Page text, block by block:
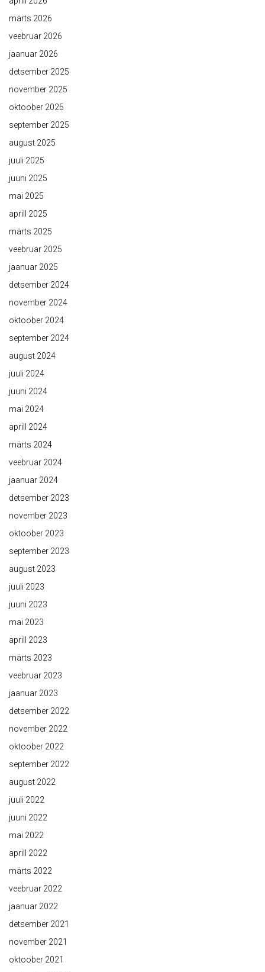
märts 2026
veebruar 2026
jaanuar 2026
detsember 2025
november 2025
oktoober 2025
september 2025
august 2025
juuli 2025
juuni 2025
mai 2025
aprill 2025
märts 2025
veebruar 2025
jaanuar 2025
detsember 2024
november 2024
oktoober 2024
september 2024
august 2024
juuli 2024
juuni 2024
mai 2024
aprill 2024
märts 2024
veebruar 2024
jaanuar 2024
detsember 2023
november 2023
oktoober 2023
september 2023
august 2023
juuli 2023
juuni 2023
mai 2023
aprill 2023
märts 2023
veebruar 2023
jaanuar 2023
detsember 2022
november 2022
oktoober 2022
september 2022
august 2022
juuli 2022
juuni 2022
mai 2022
aprill 2022
märts 2022
veebruar 2022
jaanuar 2022
detsember 2021
november 2021
oktoober 2021